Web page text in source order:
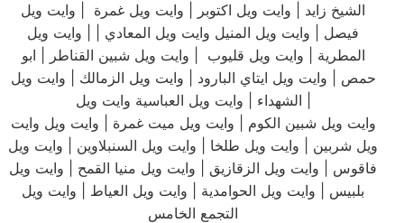
الشيخ زايد | وايت ويل اكتوبر | وايت ويل غمرة | وايت ويل
فيصل | وايت ويل المنيل وايت ويل المعادي | | وايت ويل
المطرية | وايت ويل قليوب | وايت ويل شبين القناطر | ابو
حمص | وايت ويل ايتاي البارود | وايت ويل الزمالك | وايت ويل
وايت ويل شبين الكوم | وايت ويل ميت غمرة | وايت ويل وايت
ويل شربين | وايت ويل طلخا | وايت ويل السنبلاوين | وايت ويل
فاقوس | وايت ويل الزقازيق | وايت ويل منيا القمح | وايت ويل
بلبيس | وايت ويل الحوامدية | وايت ويل العياط | وايت ويل
التجمع الخامس